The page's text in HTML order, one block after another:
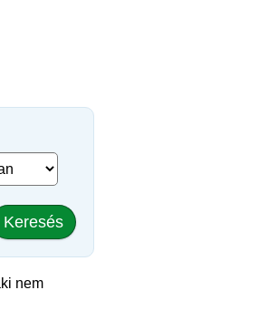
Keresés
nem